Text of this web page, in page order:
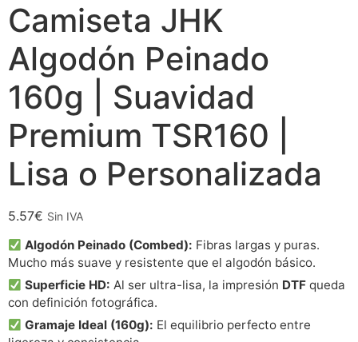
Camiseta JHK
Algodón Peinado
160g | Suavidad
Premium TSR160 |
Lisa o Personalizada
5.57€ Sin IVA
Algodón Peinado (Combed): Fibras largas y puras.
Mucho más suave y resistente que el algodón básico.
Superficie HD: Al ser ultra-lisa, la impresión DTF queda
con definición fotográfica.
Gramaje Ideal (160g): El equilibrio perfecto entre